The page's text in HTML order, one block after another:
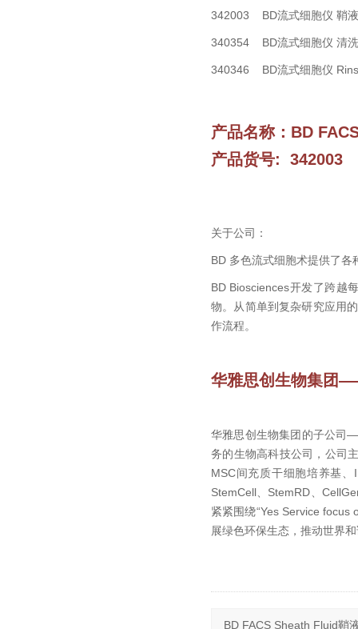
342003 BD流式细胞
340354 BD流式细胞仪
340346 BD流式细胞仪
产品名称： BD
产品货号: 342003
关于公司：
BD 多色流式细胞术提供了
BD Biosciences开发了跨越
物。从简单到复杂研究应用
作流程。
华雅思创生物集团
华雅思创生物集团的子公司
务的生物高科技公司，公司
MSC间充质干细胞培养基
StemCell、StemRD、
紧紧围绕“Yes Service
展绿色环保生态，推动世界